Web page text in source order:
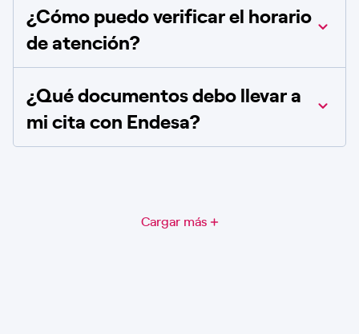
¿Cómo puedo verificar el horario
de atención?
¿Qué documentos debo llevar a
mi cita con Endesa?
Cargar más